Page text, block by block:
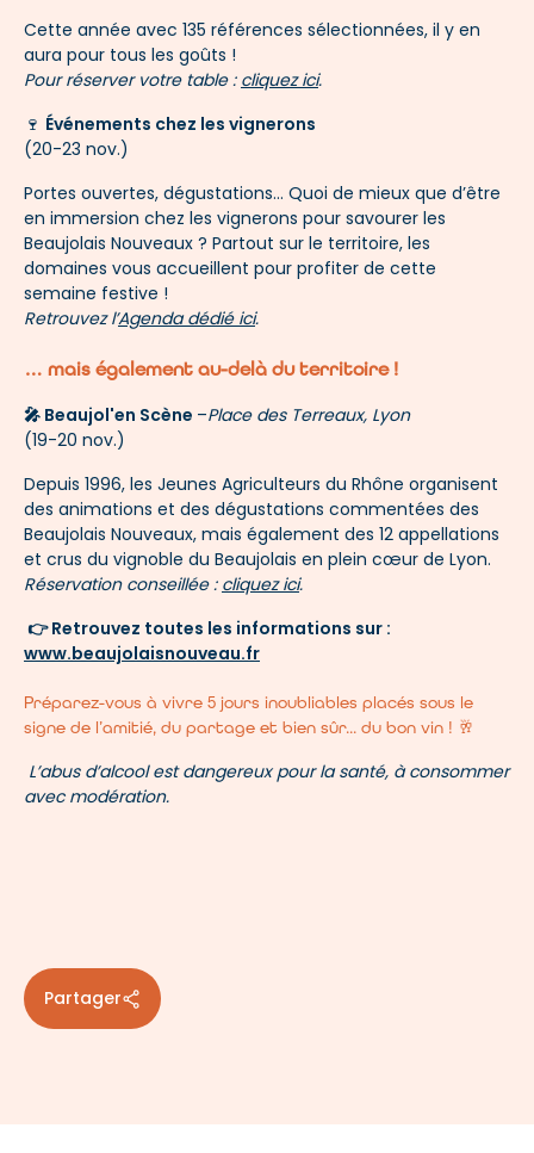
Partager
Cette année avec 135 références sélectionnées, il y en
aura pour tous les goûts !
Pour réserver votre table : cliquez ici.
🍷 Événements chez les vignerons
(20-23 nov.)
Portes ouvertes, dégustations... Quoi de mieux que d’être
en immersion chez les vignerons pour savourer les
Beaujolais Nouveaux ? Partout sur le territoire, les
domaines vous accueillent pour profiter de cette
semaine festive !
Retrouvez l’Agenda dédié ici.
… mais également au-delà du territoire !
🎤 Beaujol'en Scène –Place des Terreaux, Lyon
(19-20 nov.)
Depuis 1996, les Jeunes Agriculteurs du Rhône organisent
des animations et des dégustations commentées des
Beaujolais Nouveaux, mais également des 12 appellations
et crus du vignoble du Beaujolais en plein cœur de Lyon.
Réservation conseillée : cliquez ici.
👉 Retrouvez toutes les informations sur :
www.beaujolaisnouveau.fr
Préparez-vous à vivre 5 jours inoubliables placés sous le
signe de l’amitié, du partage et bien sûr... du bon vin ! 🥂
L’abus d’alcool est dangereux pour la santé, à consommer
avec modération.